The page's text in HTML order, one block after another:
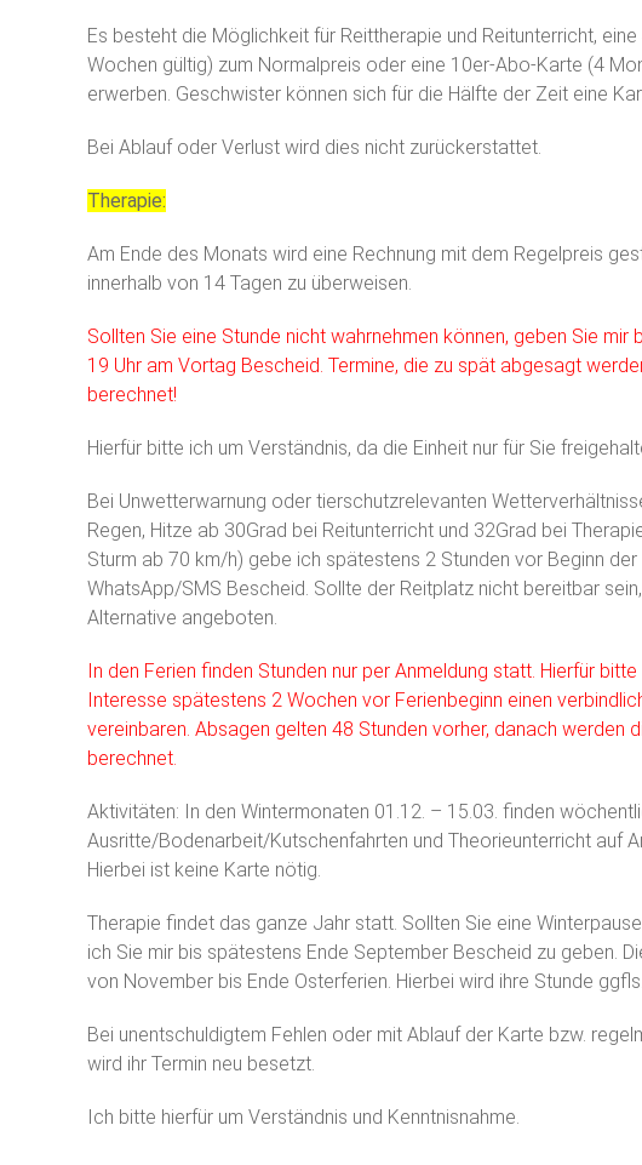
Es besteht die Möglichkeit für Reittherapie und Reitunterricht,
Wochen gültig) zum Normalpreis oder eine 10er-Abo-Karte (4
erwerben. Geschwister können sich für die Hälfte der Zeit eine
Bei Ablauf oder Verlust wird dies nicht zurückerstattet.
Therapie:
Am Ende des Monats wird eine Rechnung mit dem Regelpreis
innerhalb von 14 Tagen zu überweisen.
Sollten Sie eine Stunde nicht wahrnehmen können, geben Sie mir
19 Uhr am Vortag Bescheid. Termine, die zu spät abgesagt
berechnet!
Hierfür bitte ich um Verständnis, da die Einheit nur für Sie
Bei Unwetterwarnung oder tierschutzrelevanten
Regen, Hitze ab 30Grad bei Reitunterricht und 32Grad bei
Sturm ab 70 km/h) gebe ich spätestens 2 Stunden vor Beginn der
WhatsApp/SMS Bescheid. Sollte der Reitplatz nicht bereitbar
Alternative angeboten.
In den Ferien finden Stunden nur per Anmeldung statt. Hierfür
Interesse spätestens 2 Wochen vor Ferienbeginn einen
vereinbaren. Absagen gelten 48 Stunden vorher, danach werden
berechnet.
Aktivitäten: In den Wintermonaten 01.12. – 15.03. finden
Ausritte/Bodenarbeit/Kutschenfahrten und Theorieunterricht auf
Hierbei ist keine Karte nötig.
Therapie findet das ganze Jahr statt. Sollten Sie eine
ich Sie mir bis spätestens Ende September Bescheid zu geben.
von November bis Ende Osterferien. Hierbei wird ihre Stunde
Bei unentschuldigtem Fehlen oder mit Ablauf der Karte bzw.
wird ihr Termin neu besetzt.
Ich bitte hierfür um Verständnis und Kenntnisnahme.